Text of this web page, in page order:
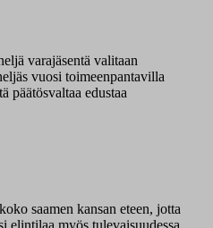
varajäsentä valitaan
vuosi toimeenpantavilla
päätösvaltaa edustaa
saamen kansan eteen, jotta
elintilaa myös tulevaisuudessa.